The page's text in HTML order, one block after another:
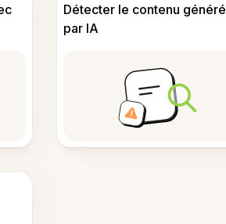
Détecter le contenu généré
par IA